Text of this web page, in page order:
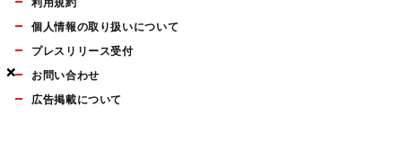
×
×
×
利用規約
個人情報の取り扱いについて
プレスリリース受付
お問い合わせ
広告掲載について